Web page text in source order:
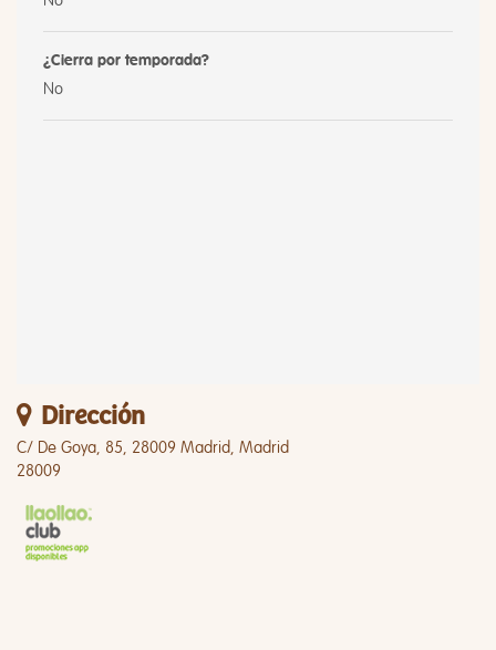
¿Cierra por temporada?
No
Dirección
C/ De Goya, 85, 28009 Madrid, Madrid
28009